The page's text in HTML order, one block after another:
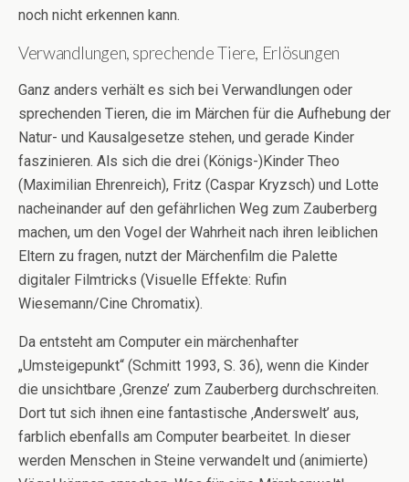
noch nicht erkennen kann.
Verwandlungen, sprechende Tiere, Erlösungen
Ganz anders verhält es sich bei Verwandlungen oder
sprechenden Tieren, die im Märchen für die Aufhebung der
Natur- und Kausalgesetze stehen, und gerade Kinder
faszinieren. Als sich die drei (Königs-)Kinder Theo
(Maximilian Ehrenreich), Fritz (Caspar Kryzsch) und Lotte
nacheinander auf den gefährlichen Weg zum Zauberberg
machen, um den Vogel der Wahrheit nach ihren leiblichen
Eltern zu fragen, nutzt der Märchenfilm die Palette
digitaler Filmtricks (Visuelle Effekte: Rufin
Wiesemann/Cine Chromatix).
Da entsteht am Computer ein märchenhafter
„Umsteigepunkt“ (Schmitt 1993, S. 36), wenn die Kinder
die unsichtbare ‚Grenze’ zum Zauberberg durchschreiten.
Dort tut sich ihnen eine fantastische ‚Anderswelt’ aus,
farblich ebenfalls am Computer bearbeitet. In dieser
werden Menschen in Steine verwandelt und (animierte)